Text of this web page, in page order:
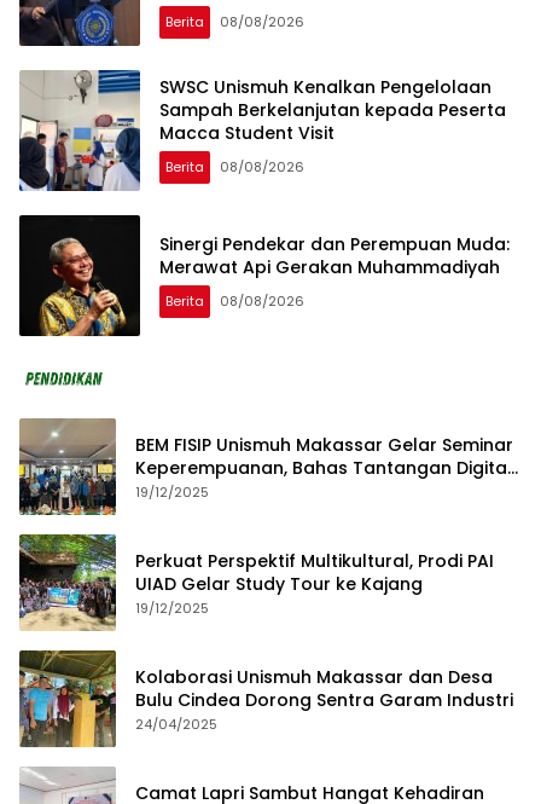
Berita 08/08/2026
SWSC Unismuh Kenalkan Pengelolaan
Sampah Berkelanjutan kepada Peserta
Macca Student Visit
Berita 08/08/2026
Sinergi Pendekar dan Perempuan Muda:
Merawat Api Gerakan Muhammadiyah
Berita 08/08/2026
BEM FISIP Unismuh Makassar Gelar Seminar
Keperempuanan, Bahas Tantangan Digital
dan Budaya Lokal
19/12/2025
Perkuat Perspektif Multikultural, Prodi PAI
UIAD Gelar Study Tour ke Kajang
19/12/2025
Kolaborasi Unismuh Makassar dan Desa
Bulu Cindea Dorong Sentra Garam Industri
24/04/2025
Camat Lapri Sambut Hangat Kehadiran